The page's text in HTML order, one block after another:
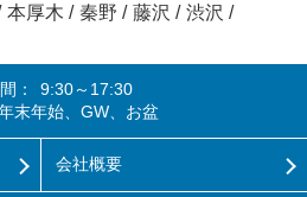
本厚木 / 秦野 / 藤沢 / 渋沢 /
：
9:30～17:30
末年始、GW、お盆
会社概要